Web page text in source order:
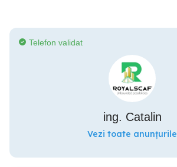
Telefon validat
ing. Catalin
Vezi toate anunțurile